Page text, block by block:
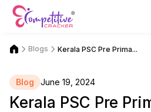
Blogs Kerala PSC Pre Prima...
Blog June 19, 2024
Kerala PSC Pre